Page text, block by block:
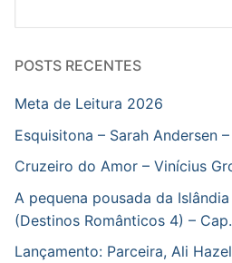
POSTS RECENTES
Meta de Leitura 2026
Esquisitona – Sarah Andersen –
Cruzeiro do Amor – Vinícius
A pequena pousada da
(Destinos Românticos 4) –
Lançamento: Parceira, Ali